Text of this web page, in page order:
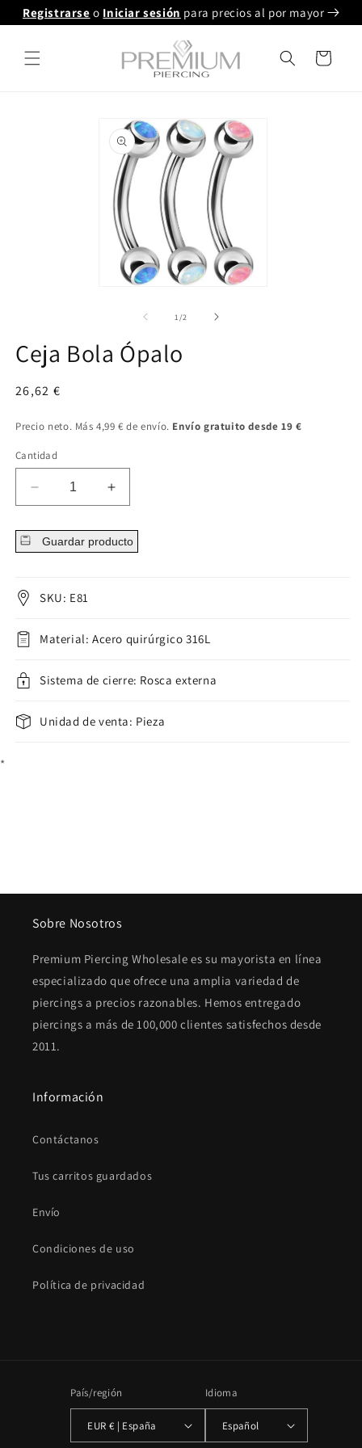
directamente
Registrarse o Iniciar sesión para precios al por mayor
Carrito
1 /de2
Ceja Bola Ópalo
Precio
26,62 €
Precio neto. Más 4,99 € de envío. Envío gratuito desde 19 €
Cantidad
Disminuir
cantidad
para
Ceja
Aumentar
cantidad
para
Ceja
Guardar producto
SKU: E81
Material: Acero quirúrgico 316L
Sistema de cierre: Rosca externa
Unidad de venta: Pieza
*
Sobre Nosotros
Premium Piercing Wholesale es su mayorista en línea
especializado que ofrece una amplia variedad de
piercings a precios razonables. Hemos entregado
piercings a más de 100,000 clientes satisfechos desde
2011.
Información
Contáctanos
Tus carritos guardados
Envío
Condiciones de uso
Política de privacidad
País/región
EUR € | España
Idioma
Español